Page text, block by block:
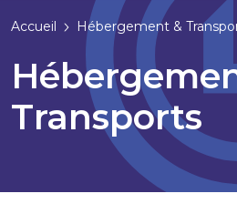
Accueil Hébergement &
Transports